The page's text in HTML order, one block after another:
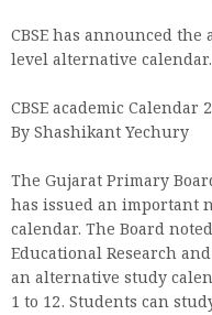
CBSE has announced
level alternative calendar.
CBSE academic Calendar
By Shashikant Yechury
The Gujarat Primary
has issued an important
calendar. The Board
Educational Research
an alternative study
1 to 12. Students can